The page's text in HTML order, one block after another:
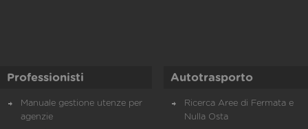
Professionisti
Manuale gestione utenze per
agenzie
Autotrasporto
Ricerca Aree di Fermata e
Nulla Osta